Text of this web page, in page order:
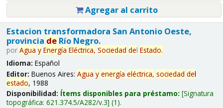
Agregar al carrito
Estacion transformadora San Antonio Oeste,
provincia deRío Negro.
por Agua y Energía Eléctrica, Sociedad del Estado.
Idioma: Español
Editor: Buenos Aires: Agua y energía eléctrica, sociedad del
estado, 1988
Disponibilidad: Ítems disponibles para préstamo: Signatura
topográfica: 621.374.5/A282/v.3 (1).